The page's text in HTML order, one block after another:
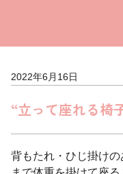
2022年6月16日
“立って座れる椅
背もたれ・ひじ掛け